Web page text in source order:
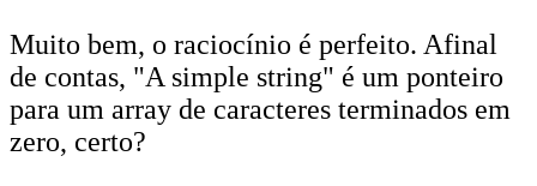
Muito bem, o raciocínio é perfeito. Afinal
de contas, "A simple string" é um ponteiro
para um array de caracteres terminados em
zero, certo?